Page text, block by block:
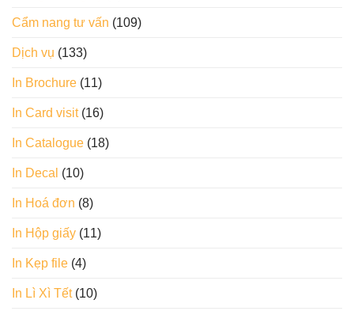
Cẩm nang tư vấn (109)
Dịch vụ (133)
In Brochure (11)
In Card visit(16)
In Catalogue (18)
In Decal (10)
In Hoá đơn (8)
In Hộp giấy (11)
In Kẹp file (4)
In Lì Xì Tết(10)